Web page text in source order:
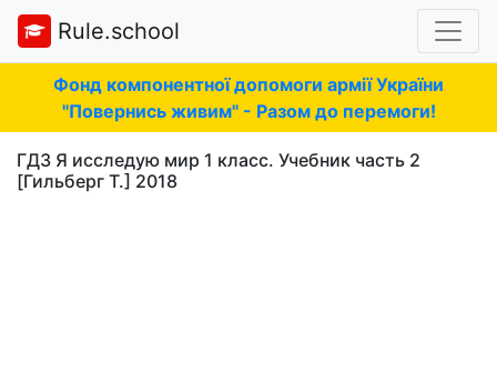
Rule.school
Фонд компонентної допомоги армії України
"Повернись живим" - Разом до перемоги!
ГДЗ Я исследую мир 1 класс. Учебник часть 2
[Гильберг Т.] 2018